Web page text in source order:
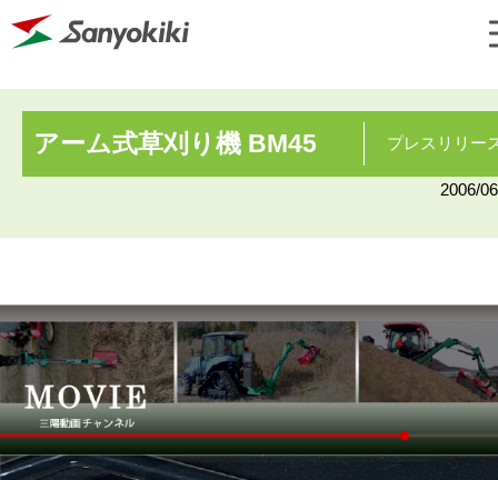
アーム式草刈り機 BM45 プレスリリー
2006/